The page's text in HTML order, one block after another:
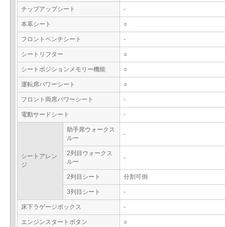
チップアップシート -
本革シート ○
フロントベンチシート -
シートリフター ○
シートポジションメモリー機能 ○
運転席パワーシート ○
フロント両席パワーシート -
電動サードシート -
シートアレン
ジ
助手席ウォークス
ルー
-
2列目ウォークス
ルー
-
2列目シート 分割可倒
3列目シート -
床下ラゲージボックス -
エンジンスタートボタン ○